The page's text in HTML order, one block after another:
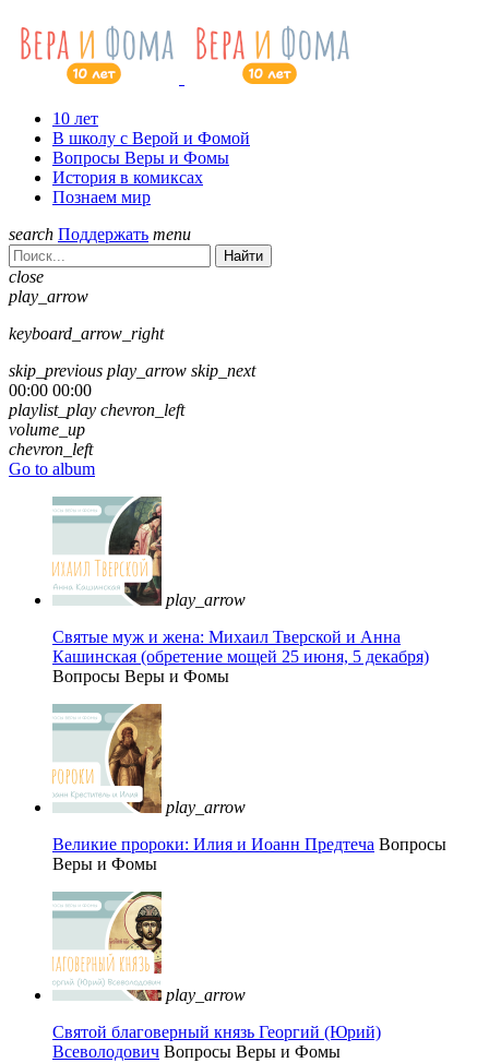
10 лет
В школу с Верой и Фомой
Вопросы Веры и Фомы
История в комиксах
Познаем мир
search Поддержать menu
Найти
close
play_arrow
keyboard_arrow_right
skip_previous play_arrow skip_next
00:00 00:00
playlist_play chevron_left
volume_up
chevron_left
Go to album
play_arrow
Святые муж и жена: Михаил Тверской и Анна
Кашинская (обретение мощей 25 июня, 5 декабря)
Вопросы Веры и Фомы
play_arrow
Великие пророки: Илия и Иоанн Предтеча Вопросы
Веры и Фомы
play_arrow
Святой благоверный князь Георгий (Юрий)
Всеволодович Вопросы Веры и Фомы